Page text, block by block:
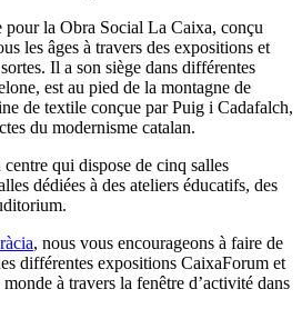
pour la Obra Social La Caixa, conçu
les âges à travers des expositions et
Il a son siège dans différentes
est au pied de la montagne de
de textile conçue par Puig i Cadafalch,
du modernisme catalan.
qui dispose de cinq salles
dédiées à des ateliers éducatifs, des
, nous vous encourageons à faire de
différentes expositions CaixaForum et
à travers la fenêtre d’activité dans